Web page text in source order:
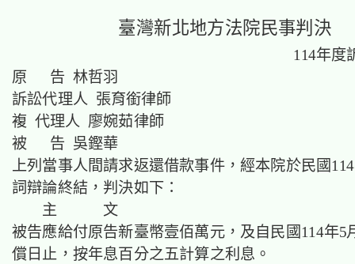
臺灣新北地方法院民事判決
114年度
原 告 林哲羽
訴訟代理人 張育銜律師
複 代理人 廖婉茹律師
被 告 吳鏗華
上列當事人間請求返還借款事件，經本院於民國
詞辯論終結，判決如下：
主 文
被告應給付原告新臺幣壹佰萬元，及自民國114年5
償日止，按年息百分之五計算之利息。